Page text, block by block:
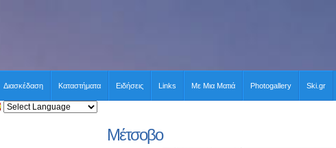
Διασκέδαση Καταστήματα Ειδήσεις Links Με Μια Ματιά Photogallery Ski.gr
Μέτσοβο